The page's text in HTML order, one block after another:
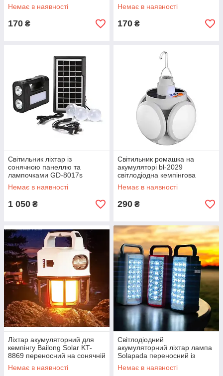
зумом, 3 режими, 18650
Немає в наявності
170 ₴
безперебійника
Немає в наявності
170 ₴
Світильник ліхтар із
сонячною панеллю та
лампочками GD-8017s
Портативна сонячна система
освітлення
Немає в наявності
1 050 ₴
Світильник ромашка на
акумуляторі bl-2029
світлодіодна кемпінгова
лампа трансформер,
акумуляторний ліхтар
Немає в наявності
290 ₴
Ліхтар акумуляторний для
кемпінгу Bailong Solar KT-
8869 переносний на сонячній
панелі світлодіодна лампа
Немає в наявності
Світлодіодний
акумуляторний ліхтар лампа
Solapada переносний із
повербанком, лампа на
акумуляторі з зарядкою
Немає в наявності